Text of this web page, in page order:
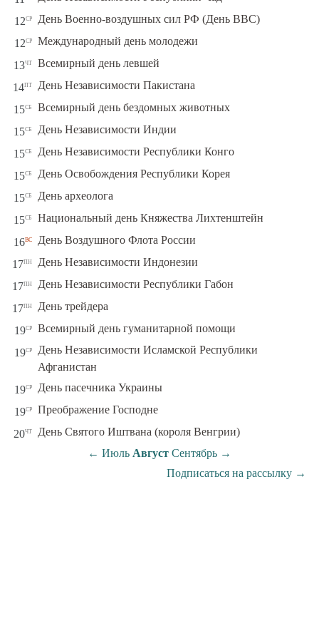
12ср День Военно-воздушных сил РФ (День ВВС)
12ср Международный день молодежи
13чт Всемирный день левшей
14пт День Независимости Пакистана
15сб Всемирный день бездомных животных
15сб День Независимости Индии
15сб День Независимости Республики Конго
15сб День Освобождения Республики Корея
15сб День археолога
15сб Национальный день Княжества Лихтенштейн
16вс День Воздушного Флота России
17пн День Независимости Индонезии
17пн День Независимости Республики Габон
17пн День трейдера
19ср Всемирный день гуманитарной помощи
19ср
День Независимости Исламской Республики
Афганистан
19ср День пасечника Украины
19ср Преображение Господне
20чт
День Святого Иштвана (короля Венгрии)
← Июль Август Сентябрь →
Подписаться на рассылку →